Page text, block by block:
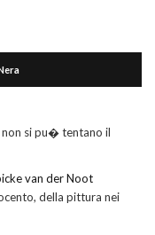
si pu� tentano il
van der Noot
della pittura nei